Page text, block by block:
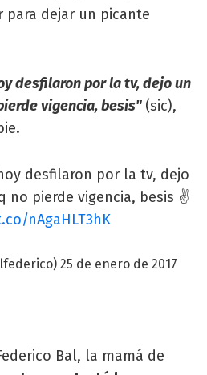
para dejar un picante
desfilaron por la tv, dejo un
vigencia, besis" (sic),
desfilaron por la tv, dejo
no pierde vigencia, besis ✌
nAgaHLT3hK
25 de enero de 2017
Bal, la mamá de